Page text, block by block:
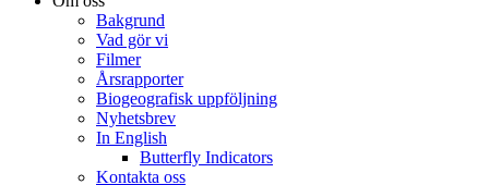
Bakgrund
Vad gör vi
Filmer
Årsrapporter
Biogeografisk uppföljning
Nyhetsbrev
In English
Butterfly Indicators
Kontakta oss